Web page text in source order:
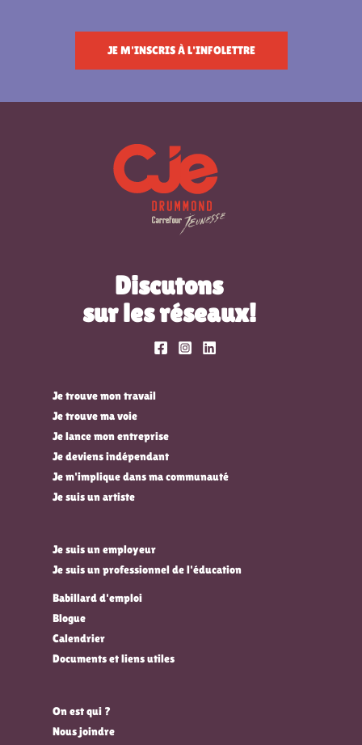
JE M'INSCRIS À L'INFOLETTRE
Discutons
sur les réseaux!
Je trouve mon travail
Je trouve ma voie
Je lance mon entreprise
Je deviens indépendant
Je m'implique dans ma communauté
Je suis un artiste
Je suis un employeur
Je suis un professionnel de l'éducation
Babillard d'emploi
Blogue
Calendrier
Documents et liens utiles
On est qui ?
Nous joindre